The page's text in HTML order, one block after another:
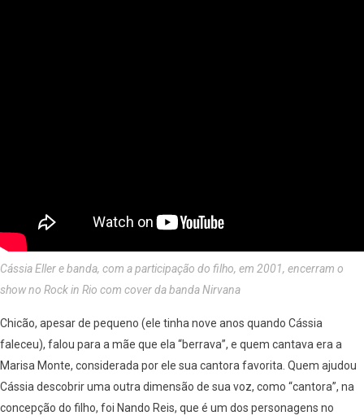
Cássia Eller e banda, com a participação do filho, em 2001, encerram o
show no Rock in Rio com cover da banda Nirvana
Chicão, apesar de pequeno (ele tinha nove anos quando Cássia
faleceu), falou para a mãe que ela “berrava”, e quem cantava era a
Marisa Monte, considerada por ele sua cantora favorita. Quem ajudou
Cássia descobrir uma outra dimensão de sua voz, como “cantora”, na
concepção do filho, foi Nando Reis, que é um dos personagens no